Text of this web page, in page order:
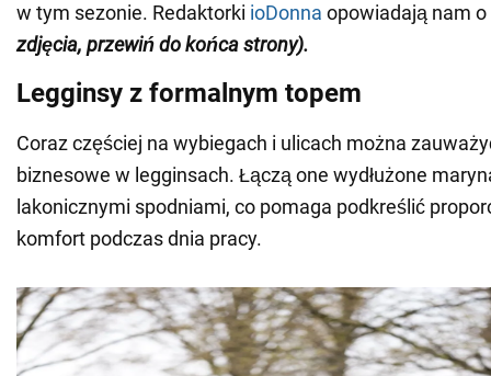
w tym sezonie. Redaktorki ioDonna opowiadają nam
zdjęcia, przewiń do końca strony).
Legginsy z formalnym topem
Coraz częściej na wybiegach i ulicach można
biznesowe w legginsach. Łączą one wydłużone
lakonicznymi spodniami, co pomaga podkreślić
komfort podczas dnia pracy.